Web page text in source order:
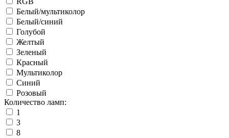
Белый/мультиколор
Белый/синий
Голубой
Желтый
Зеленый
Красный
Мультиколор
Синий
Розовый
Количество ламп:
1
3
8